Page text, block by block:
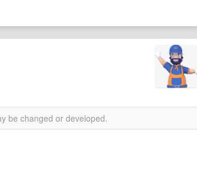
be changed or developed.